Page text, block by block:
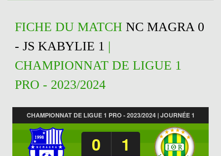
FICHE DU MATCH NC MAGRA 0
- JS KABYLIE 1 |
CHAMPIONNAT DE LIGUE 1
PRO - 2023/2024
CHAMPIONNAT DE LIGUE 1 PRO - 2023/2024 | JOURNÉE 1
0 1